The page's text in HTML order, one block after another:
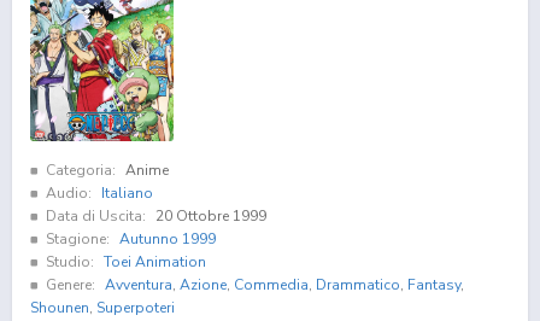
Categoria: Anime
Audio:
Italiano
Data di Uscita:
20 Ottobre 1999
Stagione: Autunno 1999
Studio: Toei Animation
Genere: Avventura, Azione, Commedia, Drammatico, Fantasy,
Shounen, Superpoteri